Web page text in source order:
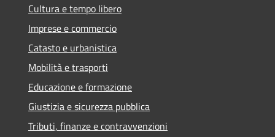
Cultura e tempo libero
Imprese e commercio
Catasto e urbanistica
Mobilità e trasporti
Educazione e formazione
Giustizia e sicurezza pubblica
Tributi, finanze e contravvenzioni